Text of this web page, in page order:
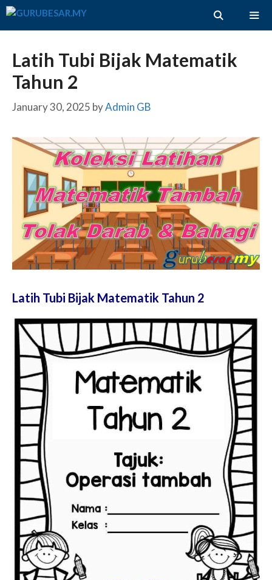
Skip
Latih Tubi Bijak Matematik
Tahun 2
January 30, 2025 byAdmin GB
Latih Tubi Bijak Matematik Tahun 2